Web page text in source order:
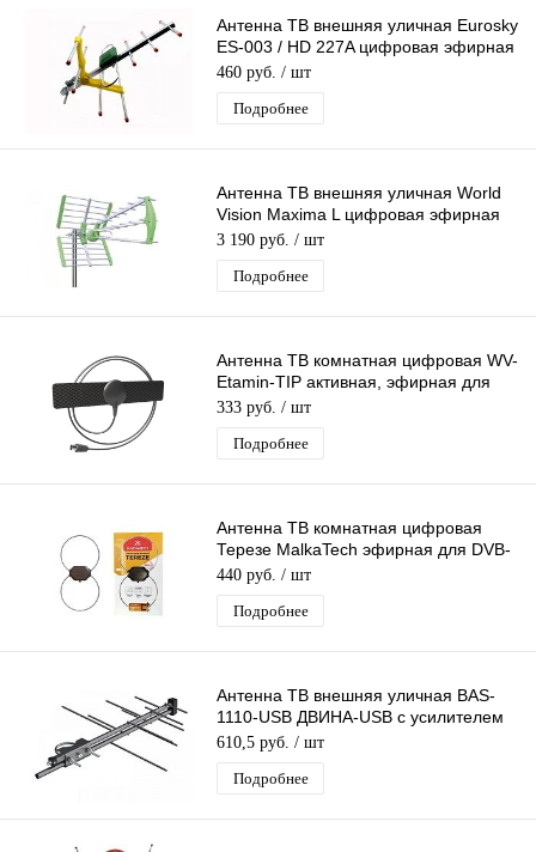
Антенна ТВ внешняя уличная Eurosky
ES-003 / HD 227A цифровая эфирная
для DVB-T2 ТВ
460 руб. / шт
Подробнее
Антенна ТВ внешняя уличная World
Vision Maxima L цифровая эфирная
для DVB-T2 ТВ наружная
3 190 руб. / шт
Подробнее
Антенна ТВ комнатная цифровая WV-
Etamin-TIP активная, эфирная для
DVB-T2 телевидения
333 руб. / шт
Подробнее
Антенна ТВ комнатная цифровая
Терезе MalkaTech эфирная для DVB-
T2 телевидения
440 руб. / шт
Подробнее
Антенна ТВ внешняя уличная BAS-
1110-USB ДВИНА-USB с усилителем
цифровая эфирная для DVB-T2 Рэмо
610,5 руб. / шт
Подробнее